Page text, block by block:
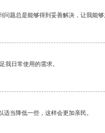
题总是能够得到妥善解决，让我能够
我日常使用的需求。
当降低一些，这样会更加亲民。